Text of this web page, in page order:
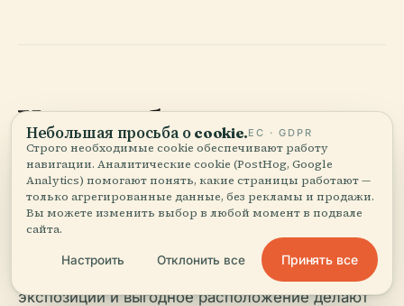
Узнать больше
Дом монет Колумбии — это обязательное
место для посещения для всех, кто хочет
понять экономическую, художественную и
национальную эволюцию Колумбии. Его
обширные коллекции, интерактивные
экспозиции и выгодное расположение делают
Небольшая просьба о cookie.ЕС · GDPR
Строго необходимые cookie обеспечивают работу
навигации. Аналитические cookie (PostHog, Google
Analytics) помогают понять, какие страницы работают —
только агрегированные данные, без рекламы и продажи.
Вы можете изменить выбор в любой момент в подвале
сайта.
Настроить Отклонить все Принять все